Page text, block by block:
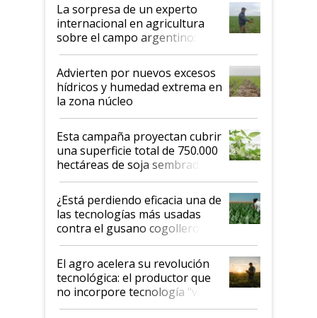
La sorpresa de un experto
internacional en agricultura
sobre el campo argentino:
"Estoy muy impresionado"
Advierten por nuevos excesos
hídricos y humedad extrema en
la zona núcleo
Esta campaña proyectan cubrir
una superficie total de 750.000
hectáreas de soja sembradas
con una nueva generación de
variedades que marcan un
salto tecnológico en genética y
rendimiento
¿Está perdiendo eficacia una de
las tecnologías más usadas
contra el gusano cogollero? El
desafío de una tecnología clave
El agro acelera su revolución
tecnológica: el productor que
no incorpore tecnología "va a
perder el tren"